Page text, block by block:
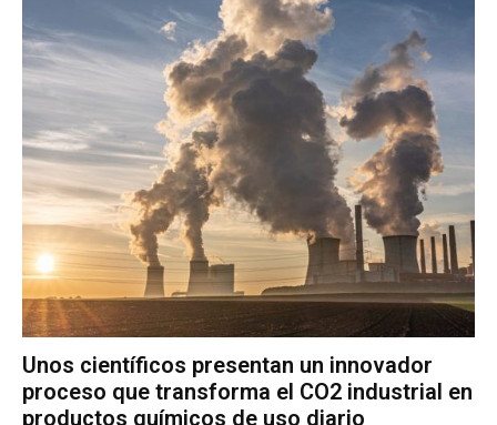
Unos científicos presentan un innovador
proceso que transforma el CO2 industrial en
productos químicos de uso diario